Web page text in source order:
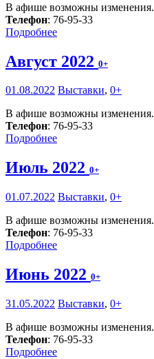
В афише возможны изменения.
Телефон: 76-95-33
Подробнее
Август 2022 0+
01.08.2022 Выставки, 0+
В афише возможны изменения.
Телефон: 76-95-33
Подробнее
Июль 2022 0+
01.07.2022 Выставки, 0+
В афише возможны изменения.
Телефон: 76-95-33
Подробнее
Июнь 2022 0+
31.05.2022 Выставки, 0+
В афише возможны изменения.
Телефон: 76-95-33
Подробнее